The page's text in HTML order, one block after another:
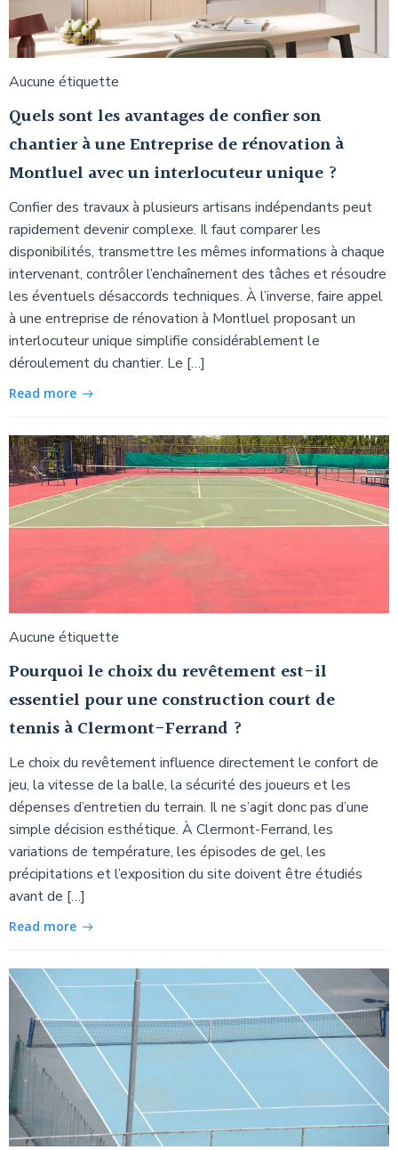
Aucune étiquette
Quels sont les avantages de confier son
chantier à une Entreprise de rénovation à
Montluel avec un interlocuteur unique ?
Confier des travaux à plusieurs artisans indépendants peut
rapidement devenir complexe. Il faut comparer les
disponibilités, transmettre les mêmes informations à chaque
intervenant, contrôler l’enchaînement des tâches et résoudre
les éventuels désaccords techniques. À l’inverse, faire appel
à une entreprise de rénovation à Montluel proposant un
interlocuteur unique simplifie considérablement le
déroulement du chantier. Le […]
Read more
Aucune étiquette
Pourquoi le choix du revêtement est-il
essentiel pour une construction court de
tennis à Clermont-Ferrand ?
Le choix du revêtement influence directement le confort de
jeu, la vitesse de la balle, la sécurité des joueurs et les
dépenses d’entretien du terrain. Il ne s’agit donc pas d’une
simple décision esthétique. À Clermont-Ferrand, les
variations de température, les épisodes de gel, les
précipitations et l’exposition du site doivent être étudiés
avant de […]
Read more